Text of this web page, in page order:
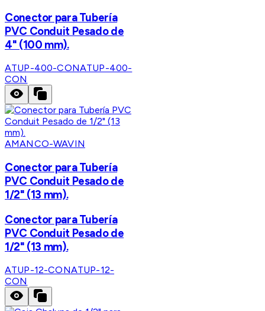
Conector para Tubería
PVC Conduit Pesado de
4" (100 mm).
ATUP-400-CONATUP-400-
CON
AMANCO-WAVIN
Conector para Tubería
PVC Conduit Pesado de
1/2" (13 mm).
Conector para Tubería
PVC Conduit Pesado de
1/2" (13 mm).
ATUP-12-CONATUP-12-
CON